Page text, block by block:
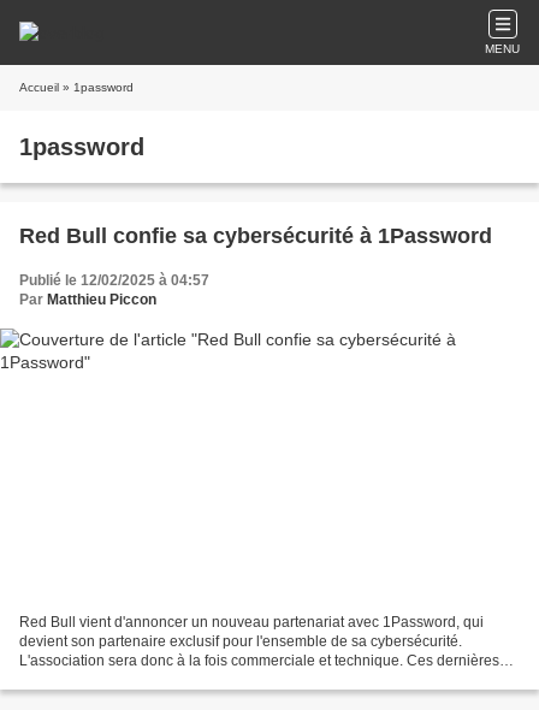
MENU
Accueil » 1password
1password
Red Bull confie sa cybersécurité à 1Password
Publié le 12/02/2025 à 04:57
Par Matthieu Piccon
Red Bull vient d'annoncer un nouveau partenariat avec 1Password, qui
devient son partenaire exclusif pour l'ensemble de sa cybersécurité.
L'association sera donc à la fois commerciale et technique. Ces dernières